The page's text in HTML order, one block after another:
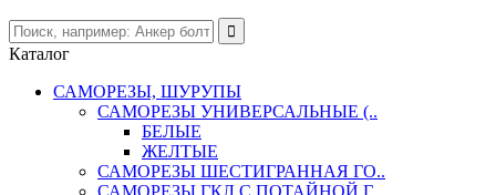
Каталог
САМОРЕЗЫ, ШУРУПЫ
САМОРЕЗЫ УНИВЕРСАЛЬНЫЕ (..
БЕЛЫЕ
ЖЕЛТЫЕ
САМОРЕЗЫ ШЕСТИГРАННАЯ ГО..
САМОРЕЗЫ ГКЛ С ПОТАЙНОЙ Г..